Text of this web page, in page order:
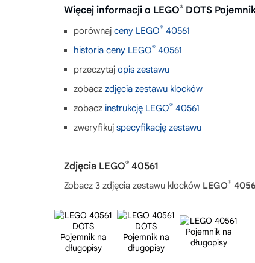
Więcej informacji o LEGO® DOTS
porównaj ceny LEGO® 40561
historia ceny LEGO® 40561
przeczytaj opis zestawu
zobacz zdjęcia zestawu klocków
zobacz instrukcję LEGO® 40561
zweryfikuj specyfikację zestawu
Zdjęcia LEGO® 40561
Zobacz 3 zdjęcia zestawu klocków LEGO®